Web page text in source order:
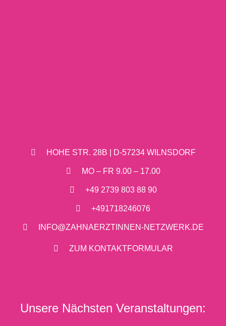
HOHE STR. 28B | D-57234 WILNSDORF
MO – FR 9.00 – 17.00
+49 2739 803 88 90
+491718246076
INFO@ZAHNAERZTINNEN-NETZWERK.DE
ZUM KONTAKTFORMULAR
Unsere Nächsten Veranstaltungen: